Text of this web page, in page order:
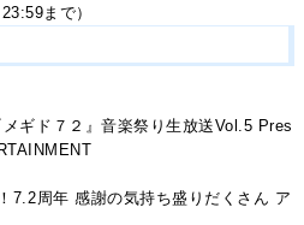
まで）
メギド７２』音楽祭り生放送Vol.5 Pres
7.2周年 感謝の気持ち盛りだくさん ア